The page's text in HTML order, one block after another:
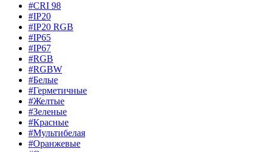
#CRI 98
#IP20
#IP20 RGB
#IP65
#IP67
#RGB
#RGBW
#Белые
#Герметичные
#Желтые
#Зеленые
#Красные
#Мультибелая
#Оранжевые